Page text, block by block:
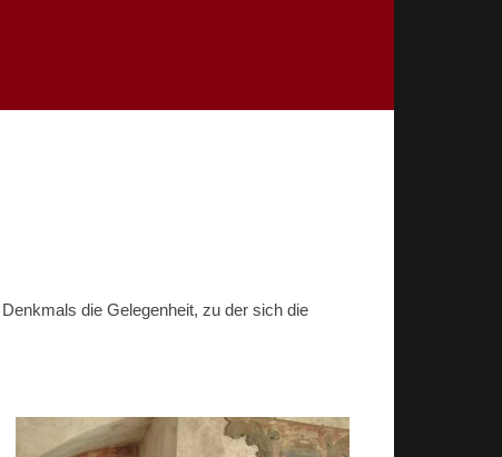
die Gelegenheit, zu der sich die